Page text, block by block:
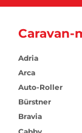
Caravan-
Adria
Arca
Auto-Roller
Bürstner
Bravia